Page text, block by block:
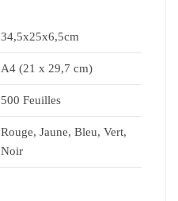
34,5x25x6,5cm
A4 (21 x 29,7 cm)
500 Feuilles
Rouge, Jaune, Bleu, Vert,
Noir